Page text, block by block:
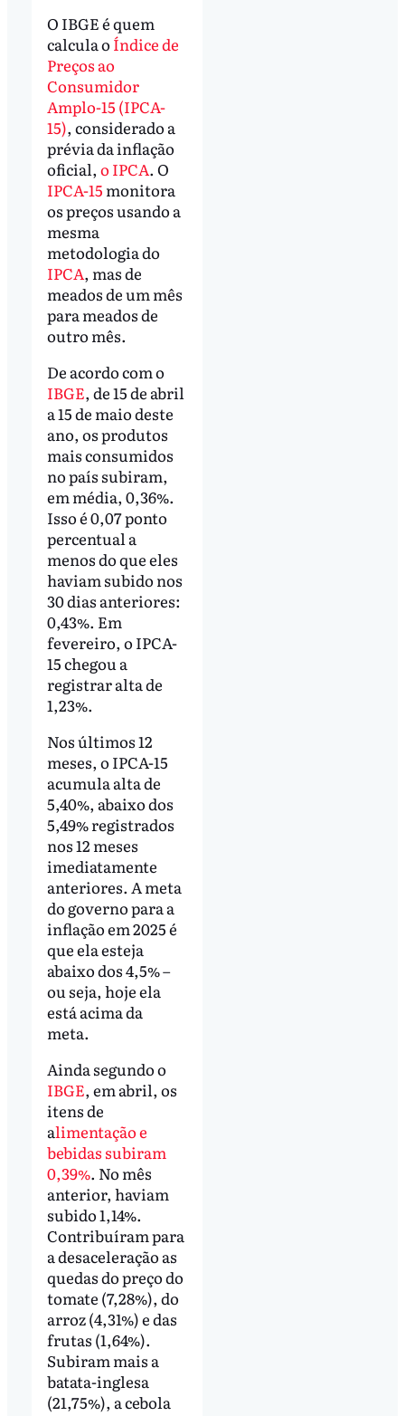
O IBGE é quem
calcula o Índice de
Preços ao
Consumidor
Amplo-15 (IPCA-
15), considerado a
prévia da inflação
oficial, o IPCA. O
IPCA-15 monitora
os preços usando a
mesma
metodologia do
IPCA, mas de
meados de um mês
para meados de
outro mês.
De acordo com o
IBGE, de 15 de abril
a 15 de maio deste
ano, os produtos
mais consumidos
no país subiram,
em média, 0,36%.
Isso é 0,07 ponto
percentual a
menos do que eles
haviam subido nos
30 dias anteriores:
0,43%. Em
fevereiro, o IPCA-
15 chegou a
registrar alta de
1,23%.
Nos últimos 12
meses, o IPCA-15
acumula alta de
5,40%, abaixo dos
5,49% registrados
nos 12 meses
imediatamente
anteriores. A meta
do governo para a
inflação em 2025 é
que ela esteja
abaixo dos 4,5% –
ou seja, hoje ela
está acima da
meta.
Ainda segundo o
IBGE, em abril, os
itens de
alimentação e
bebidas subiram
0,39%. No mês
anterior, haviam
subido 1,14%.
Contribuíram para
a desaceleração as
quedas do preço do
tomate (7,28%), do
arroz (4,31%) e das
frutas (1,64%).
Subiram mais a
batata-inglesa
(21,75%), a cebola